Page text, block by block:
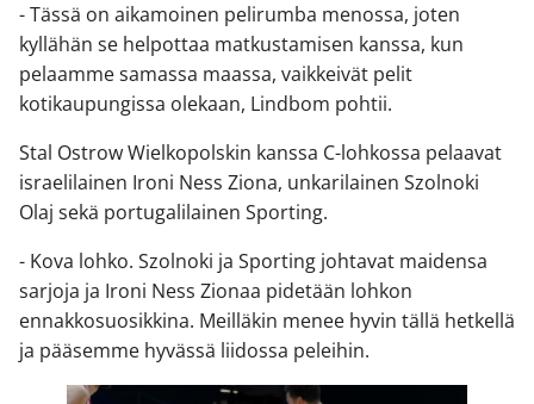
- Tässä on aikamoinen pelirumba menossa, joten
kyllähän se helpottaa matkustamisen kanssa, kun
pelaamme samassa maassa, vaikkeivät pelit
kotikaupungissa olekaan, Lindbom pohtii.
Stal Ostrow Wielkopolskin kanssa C-lohkossa pelaavat
israelilainen Ironi Ness Ziona, unkarilainen Szolnoki
Olaj sekä portugalilainen Sporting.
- Kova lohko. Szolnoki ja Sporting johtavat maidensa
sarjoja ja Ironi Ness Zionaa pidetään lohkon
ennakkosuosikkina. Meilläkin menee hyvin tällä hetkellä
ja pääsemme hyvässä liidossa peleihin.